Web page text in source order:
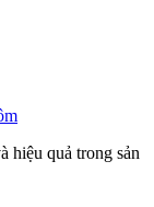
hiệu quả trong sản